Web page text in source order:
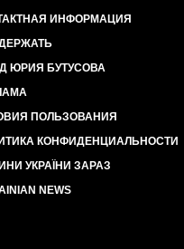
ИНФОРМАЦИЯ
ЮРИЯ БУТУСОВА
ПОЛЬЗОВАНИЯ
КОНФИДЕНЦИАЛЬНОСТИ
УКРАЇНИ ЗАРАЗ
NEWS